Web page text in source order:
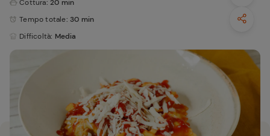
Cottura: 20 min
Tempo totale: 30 min
Difficoltà: Media